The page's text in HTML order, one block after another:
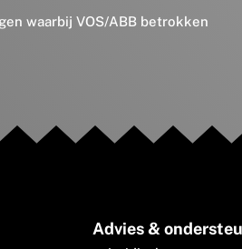
waarbij VOS/ABB betrokken
Advies &